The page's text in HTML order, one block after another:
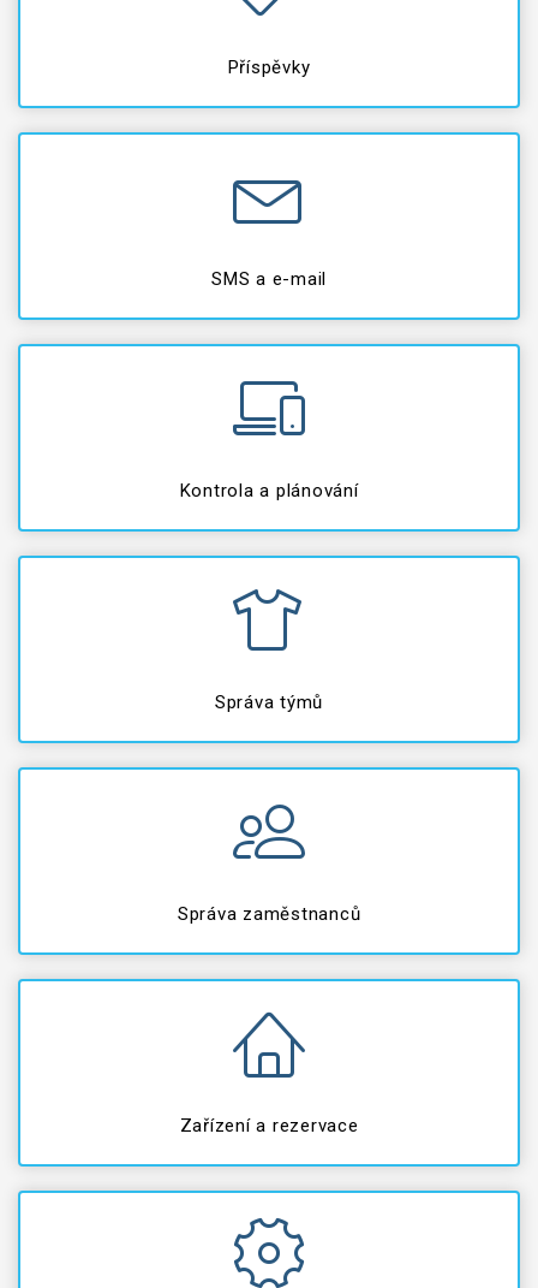
Příspěvky
SMS a e-mail
Kontrola a plánování
Správa týmů
Správa zaměstnanců
Zařízení a rezervace